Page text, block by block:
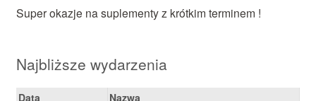
Super okazje na suplementy z krótkim terminem !
Najbliższe wydarzenia
Data
Nazwa